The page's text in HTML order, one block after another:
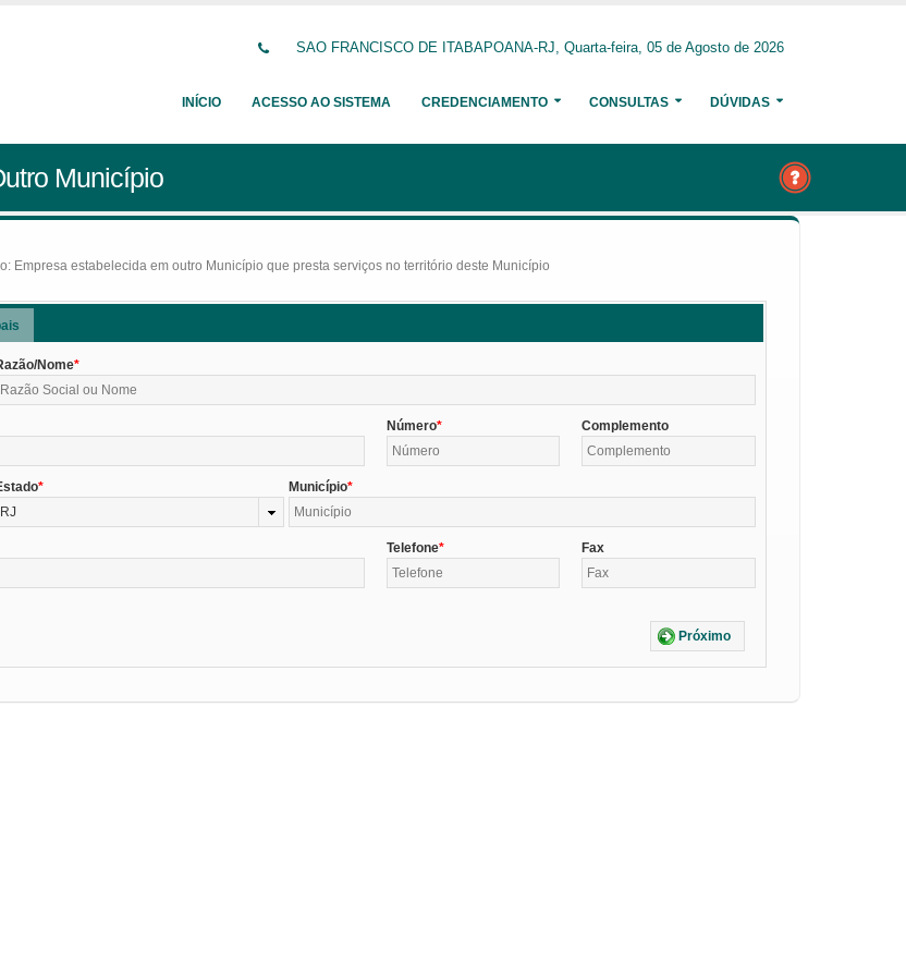
SAO FRANCISCO DE ITABAPOANA-RJ, Quarta-feira, 05 de Agosto de 2026
INÍCIO ACESSO AO SISTEMA CREDENCIAMENTO CONSULTAS DÚVIDAS
Município
Empresa estabelecida em outro Município que presta serviços no território deste Município
Nome
Número Complemento
RJ
Município
Telefone Fax
Próximo